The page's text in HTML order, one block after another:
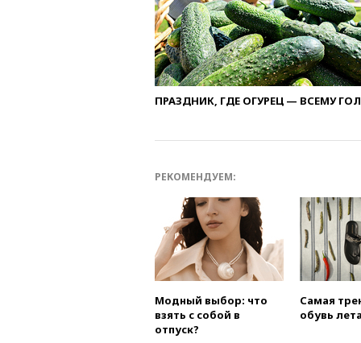
ПРАЗДНИК, ГДЕ ОГУРЕЦ — ВСЕМУ
РЕКОМЕНДУЕМ:
Модный выбор: что
взять с собой в
отпуск?
Самая
обувь